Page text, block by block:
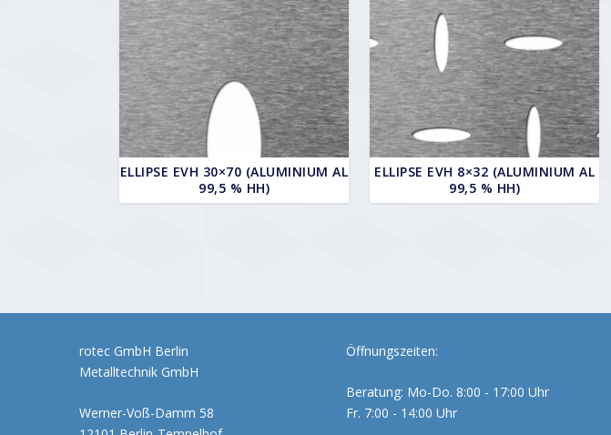
ELLIPSE EVH 30×70 (ALUMINIUM AL
99,5 % HH)
ELLIPSE EVH 8×32 (ALUMINIUM AL
99,5 % HH)
rotec GmbH Berlin
Metalltechnik GmbH
Werner-Voß-Damm 58
Öffnungszeiten:
Beratung: Mo-Do. 8:00 - 17:00 Uhr
Fr. 7:00 - 14:00 Uhr